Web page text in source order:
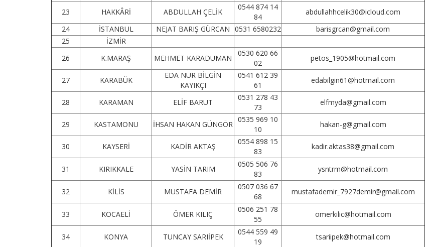
23 HAKKÂRİ ABDULLAH ÇELİK
0544 874 14
84
abdullahhcelik30@icloud.com
24
İSTANBUL NEJAT BARIŞ GÜRCAN 0531 6580232
barisgrcan@gmail.com
25
İZMİR
26
K.MARAŞ MEHMET KARADUMAN
0530 620 66
02
petos_1905@hotmail.com
27 KARABÜK
EDA NUR BİLGİN
KAYIKÇI
0541 612 39
61
edabilgin61@hotmail.com
28 KARAMAN ELİF BARUT
0531 278 43
73
elfmyda@gmail.com
29 KASTAMONU İHSAN HAKAN GÜNGÖR
0535 969 10
10
hakan-g@gmail.com
30 KAYSERİ KADİR AKTAŞ
0554 898 15
83
kadir.aktas38@gmail.com
31 KIRIKKALE YASİN TARIM
0505 506 76
83
ysntrm@hotmail.com
32 KİLİS MUSTAFA DEMİR
0507 036 67
68
mustafademir_7927demir@gmail.com
33 KOCAELİ ÖMER KILIÇ
0506 251 78
55
omerkilic@hotmail.com
34 KONYA TUNCAY SARIİPEK
0544 559 49
19
tsariipek@hotmail.com